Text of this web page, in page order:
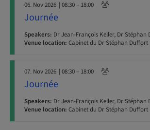
06. Nov 2026 | 08:30 – 18:00
Journée
Speakers: Dr Jean-François Keller, Dr Stéphan
Venue location: Cabinet du Dr Stéphan Duffort
07. Nov 2026 | 08:30 – 18:00
Journée
Speakers: Dr Jean-François Keller, Dr Stéphan
Venue location: Cabinet du Dr Stéphan Duffort